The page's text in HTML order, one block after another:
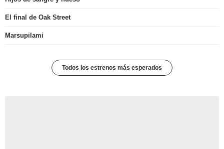
El final de Oak Street
Marsupilami
Todos los estrenos más esperados